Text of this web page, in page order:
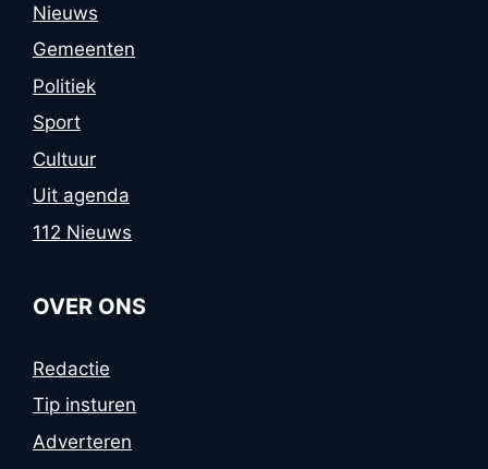
Nieuws
Gemeenten
Politiek
Sport
Cultuur
Uit agenda
112 Nieuws
OVER ONS
Redactie
Tip insturen
Adverteren